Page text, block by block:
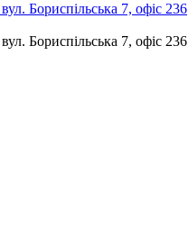
7, офіс 236
7, офіс 236